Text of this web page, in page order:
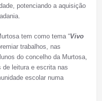
potenciando a aquisição
tem como tema “Vivo
trabalhos, nas
do concelho da Murtosa,
leitura e escrita nas
escolar numa